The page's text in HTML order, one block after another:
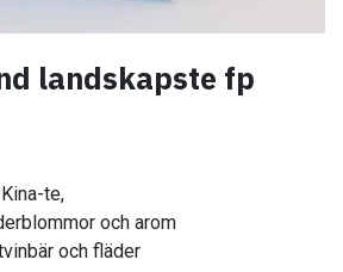
landskapste fp
te,
och arom
och fläder